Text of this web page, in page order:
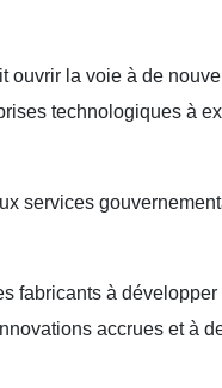
ouvrir la voie à de
technologiques à
services
fabricants à
accrues et à